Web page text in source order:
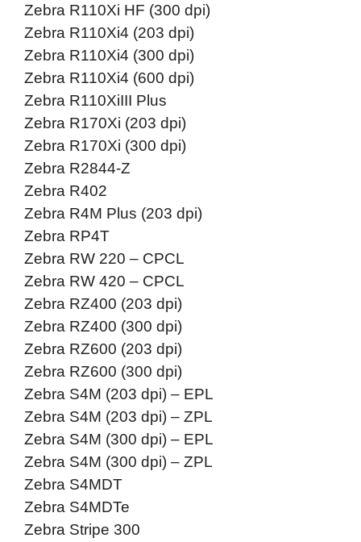
Zebra R110Xi HF (300 dpi)
Zebra R110Xi4 (203 dpi)
Zebra R110Xi4 (300 dpi)
Zebra R110Xi4 (600 dpi)
Zebra R110XiIII Plus
Zebra R170Xi (203 dpi)
Zebra R170Xi (300 dpi)
Zebra R2844-Z
Zebra R402
Zebra R4M Plus (203 dpi)
Zebra RP4T
Zebra RW 220 – CPCL
Zebra RW 420 – CPCL
Zebra RZ400 (203 dpi)
Zebra RZ400 (300 dpi)
Zebra RZ600 (203 dpi)
Zebra RZ600 (300 dpi)
Zebra S4M (203 dpi) – EPL
Zebra S4M (203 dpi) – ZPL
Zebra S4M (300 dpi) – EPL
Zebra S4M (300 dpi) – ZPL
Zebra S4MDT
Zebra S4MDTe
Zebra Stripe 300